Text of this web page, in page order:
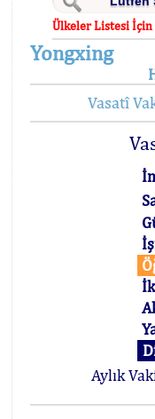
Ülkeler Listesi İçin
Yongxing
Vasatî
Aylık